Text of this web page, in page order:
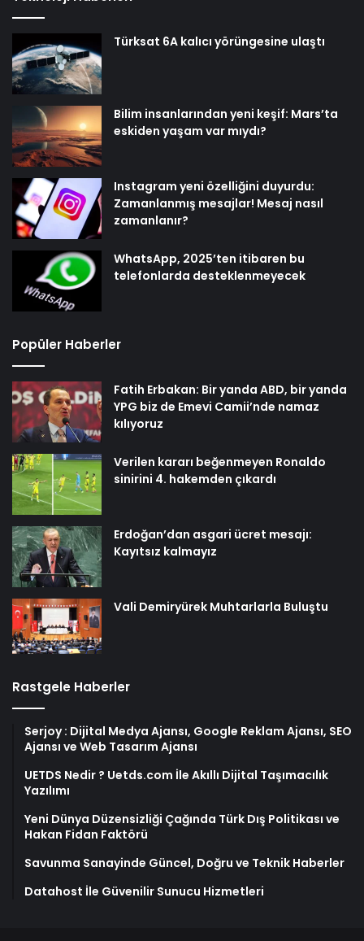
Türksat 6A kalıcı yörüngesine ulaştı
Bilim insanlarından yeni keşif: Mars’ta
eskiden yaşam var mıydı?
Instagram yeni özelliğini duyurdu:
Zamanlanmış mesajlar! Mesaj nasıl
zamanlanır?
WhatsApp, 2025’ten itibaren bu
telefonlarda desteklenmeyecek
Popüler Haberler
Fatih Erbakan: Bir yanda ABD, bir yanda
YPG biz de Emevi Camii’nde namaz
kılıyoruz
Verilen kararı beğenmeyen Ronaldo
sinirini 4. hakemden çıkardı
Erdoğan’dan asgari ücret mesajı:
Kayıtsız kalmayız
Vali Demiryürek Muhtarlarla Buluştu
Rastgele Haberler
Serjoy : Dijital Medya Ajansı, Google Reklam Ajansı, SEO
Ajansı ve Web Tasarım Ajansı
UETDS Nedir ? Uetds.com İle Akıllı Dijital Taşımacılık
Yazılımı
Yeni Dünya Düzensizliği Çağında Türk Dış Politikası ve
Hakan Fidan Faktörü
Savunma Sanayinde Güncel, Doğru ve Teknik Haberler
Datahost İle Güvenilir Sunucu Hizmetleri